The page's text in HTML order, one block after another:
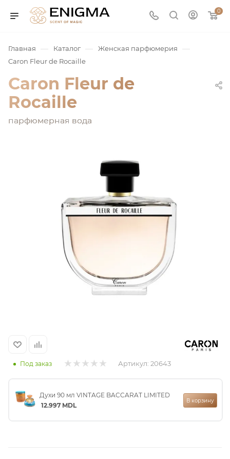
0
Главная — Каталог — Женская парфюмерия —
Caron Fleur de Rocaille
Caron Fleur de
Rocaille
парфюмерная вода
Под заказ Артикул: 20643
Духи 90 мл VINTAGE BACCARAT LIMITED
12.997 MDL
В корзину